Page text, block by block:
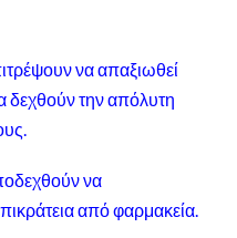
να απαξιωθεί
δεχθούν την απόλυτη
να
από φαρμακεία.